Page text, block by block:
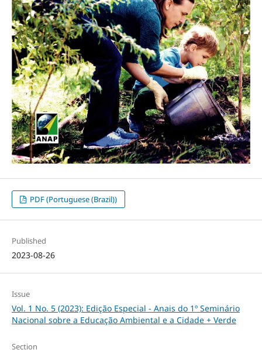
PDF (Portuguese (Brazil))
Published
2023-08-26
Issue
Vol. 1 No. 5 (2023): Edição Especial - Anais do 1º Seminário
Nacional sobre a Educação Ambiental e a Cidade + Verde
Section